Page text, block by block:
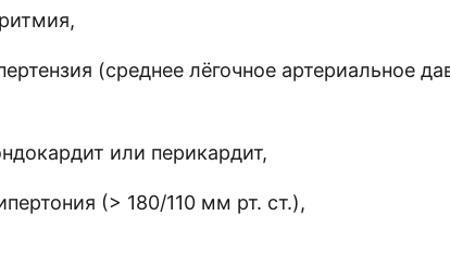
(среднее лёгочное артериальное
или перикардит,
(> 180/110 мм рт. ст.),